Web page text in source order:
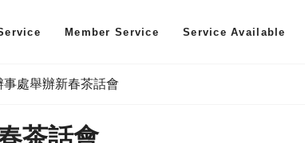
Member Service Service Available
處舉辦新春茶話會